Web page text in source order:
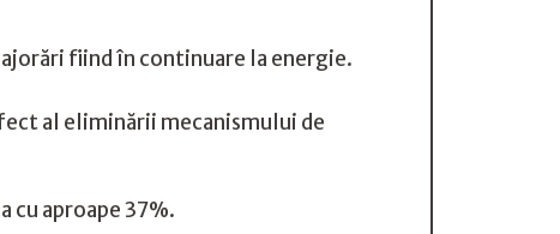
fiind în continuare la energie.
al eliminării mecanismului de
cu aproape 37%.